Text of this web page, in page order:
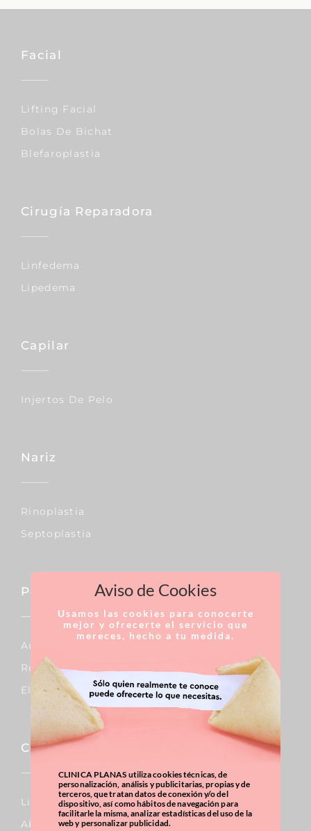
Facial
Lifting Facial
Bolas De Bichat
Blefaroplastia
Cirugía Reparadora
Linfedema
Lipedema
Capilar
Injertos De Pelo
Nariz
Rinoplastia
Septoplastia
Pecho
Aumento De Pecho
Reducción De Pecho
Elevación De Pecho
Corporal
Lipo Vaser
Abdominoplastia
Aviso de Cookies
Usamos las cookies para conocerte
mejor y ofrecerte el servicio que
mereces, hecho a tu medida.
CLINICA PLANAS utiliza cookies técnicas, de
personalización, análisis y publicitarias, propias y de
terceros, que tratan datos de conexión y/o del
dispositivo, así como hábitos de navegación para
facilitarle la misma, analizar estadísticas del uso de la
web y personalizar publicidad.